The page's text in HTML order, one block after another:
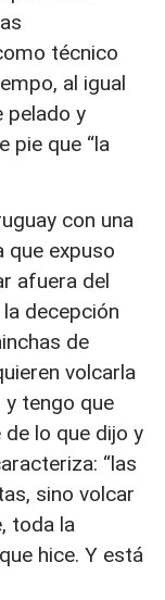
técnico
al igual
pelado y
pie que “la
con una
que expuso
afuera del
decepción
de
volcarla
y tengo que
lo que dijo y
“las
sino volcar
toda la
hice. Y está